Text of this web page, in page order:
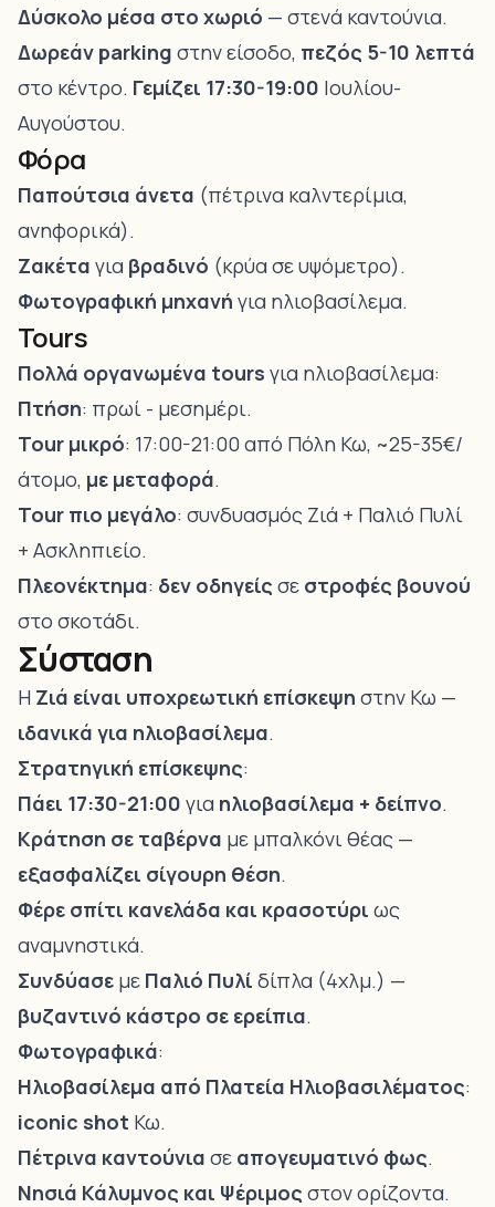
Δύσκολο μέσα στο χωριό — στενά καντούνια.
Δωρεάν parking στην είσοδο, πεζός 5-10 λεπτά
στο κέντρο. Γεμίζει 17:30-19:00 Ιουλίου-
Αυγούστου.
Φόρα
Παπούτσια άνετα (πέτρινα καλντερίμια,
ανηφορικά).
Ζακέτα για βραδινό (κρύα σε υψόμετρο).
Φωτογραφική μηχανή για ηλιοβασίλεμα.
Tours
Πολλά οργανωμένα tours για ηλιοβασίλεμα:
Πτήση: πρωί - μεσημέρι.
Tour μικρό: 17:00-21:00 από Πόλη Κω, ~25-35€/
άτομο, με μεταφορά.
Tour πιο μεγάλο: συνδυασμός Ζιά + Παλιό Πυλί
+ Ασκληπιείο.
Πλεονέκτημα: δεν οδηγείς σε στροφές βουνού
στο σκοτάδι.
Σύσταση
Η Ζιά είναι υποχρεωτική επίσκεψη στην Κω —
ιδανικά για ηλιοβασίλεμα.
Στρατηγική επίσκεψης:
Πάει 17:30-21:00 για ηλιοβασίλεμα + δείπνο.
Κράτηση σε ταβέρνα με μπαλκόνι θέας —
εξασφαλίζει σίγουρη θέση.
Φέρε σπίτι κανελάδα και κρασοτύρι ως
αναμνηστικά.
Συνδύασε με Παλιό Πυλί δίπλα (4χλμ.) —
βυζαντινό κάστρο σε ερείπια.
Φωτογραφικά:
Ηλιοβασίλεμα από Πλατεία Ηλιοβασιλέματος:
iconic shot Κω.
Πέτρινα καντούνια σε απογευματινό φως.
Νησιά Κάλυμνος και Ψέριμος στον ορίζοντα.